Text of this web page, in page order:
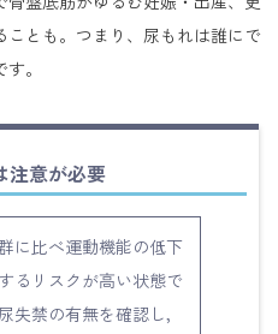
とも。つまり、尿もれは誰にで
。
注意が必要
に比べ運動機能の低下
るリスクが高い状態で
失禁の有無を確認し，